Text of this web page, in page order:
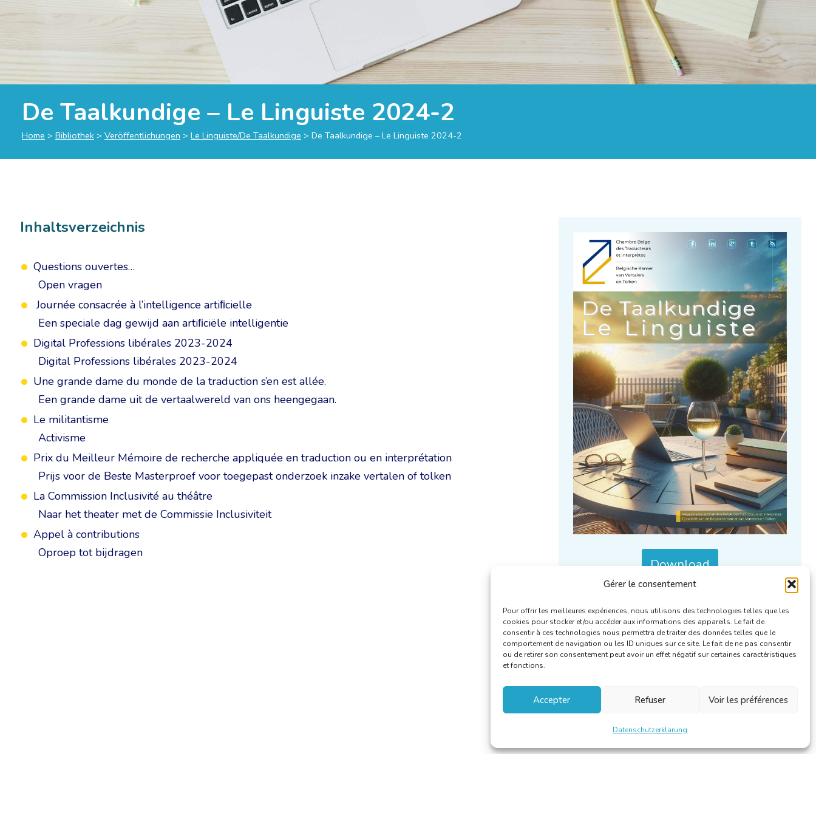
Gérer le consentement
Pour offrir les meilleures expériences, nous utilisons des technologies telles que les
cookies pour stocker et/ou accéder aux informations des appareils. Le fait de
consentir à ces technologies nous permettra de traiter des données telles que le
comportement de navigation ou les ID uniques sur ce site. Le fait de ne pas consentir
ou de retirer son consentement peut avoir un effet négatif sur certaines caractéristiques
et fonctions.
Accepter Refuser Voir les préférences
Datenschutzerklärung
De Taalkundige – Le Linguiste 2024-2
Home > Bibliothek > Veröffentlichungen > Le Linguiste/De Taalkundige > De Taalkundige – Le Linguiste 2024-2
Inhaltsverzeichnis
Questions ouvertes…
Open vragen
Journée consacrée à l’intelligence artiﬁcielle
Een speciale dag gewijd aan artiﬁciële intelligentie
Digital Professions libérales 2023-2024
Digital Professions libérales 2023-2024
Une grande dame du monde de la traduction s’en est allée.
Een grande dame uit de vertaalwereld van ons heengegaan.
Le militantisme
Activisme
Prix du Meilleur Mémoire de recherche appliquée en traduction ou en interprétation
Prijs voor de Beste Masterproef voor toegepast onderzoek inzake vertalen of tolken
La Commission Inclusivité au théâtre
Naar het theater met de Commissie Inclusiviteit
Appel à contributions
Oproep tot bijdragen
Download
Kategorien : Le Linguiste/De Taalkundige